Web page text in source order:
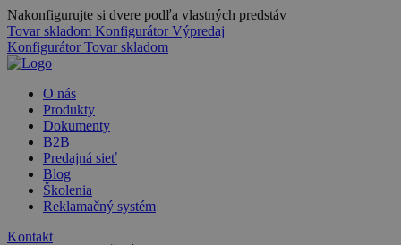
Nakonfigurujte si dvere podľa vlastných predstáv
Tovar skladom KonfigurátorVýpredaj
KonfigurátorTovar skladom
O nás
Produkty
Dokumenty
B2B
Predajná sieť
Blog
Školenia
Reklamačný systém
Kontakt